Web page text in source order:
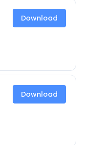
Download
Download